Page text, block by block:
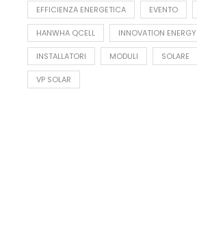
EFFICIENZA ENERGETICA EVENTO
HANWHA QCELL INNOVATION
INSTALLATORI MODULI SOLARE
VP SOLAR